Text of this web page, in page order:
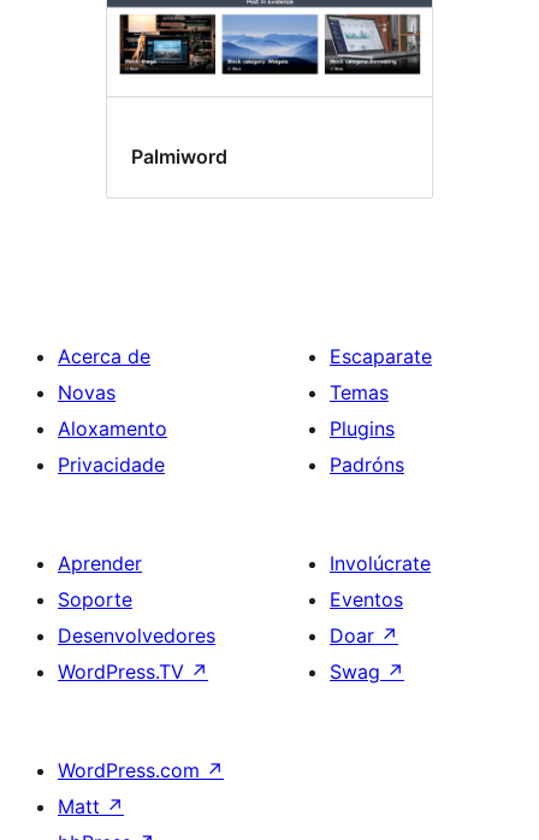
Palmiword
Acerca de
Novas
Aloxamento
Privacidade
Escaparate
Temas
Plugins
Padróns
Aprender
Soporte
Desenvolvedores
WordPress.TV ↗
Involúcrate
Eventos
Doar ↗
Swag ↗
WordPress.com ↗
Matt ↗